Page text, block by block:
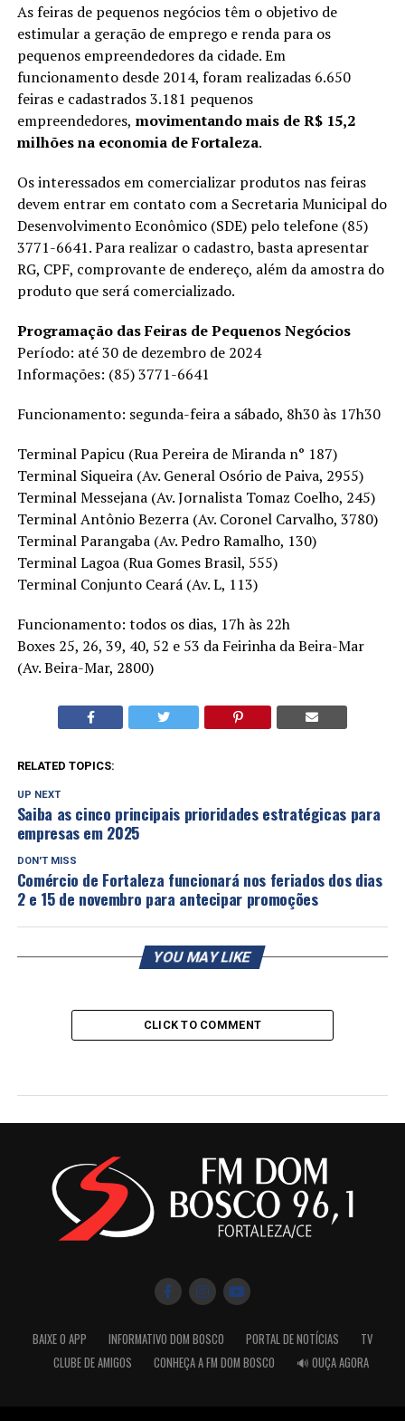
As feiras de pequenos negócios têm o objetivo de
estimular a geração de emprego e renda para os
pequenos empreendedores da cidade. Em
funcionamento desde 2014, foram realizadas 6.650
feiras e cadastrados 3.181 pequenos
empreendedores, movimentando mais de R$ 15,2
milhões na economia de Fortaleza.
Os interessados em comercializar produtos nas feiras
devem entrar em contato com a Secretaria Municipal do
Desenvolvimento Econômico (SDE) pelo telefone (85)
3771-6641. Para realizar o cadastro, basta apresentar
RG, CPF, comprovante de endereço, além da amostra do
produto que será comercializado.
Programação das Feiras de Pequenos Negócios
Período: até 30 de dezembro de 2024
Informações: (85) 3771-6641
Funcionamento: segunda-feira a sábado, 8h30 às 17h30
Terminal Papicu (Rua Pereira de Miranda n° 187)
Terminal Siqueira (Av. General Osório de Paiva, 2955)
Terminal Messejana (Av. Jornalista Tomaz Coelho, 245)
Terminal Antônio Bezerra (Av. Coronel Carvalho, 3780)
Terminal Parangaba (Av. Pedro Ramalho, 130)
Terminal Lagoa (Rua Gomes Brasil, 555)
Terminal Conjunto Ceará (Av. L, 113)
Funcionamento: todos os dias, 17h às 22h
Boxes 25, 26, 39, 40, 52 e 53 da Feirinha da Beira-Mar
(Av. Beira-Mar, 2800)
RELATED TOPICS:
UP NEXT
Saiba as cinco principais prioridades estratégicas para
empresas em 2025
DON'T MISS
Comércio de Fortaleza funcionará nos feriados dos dias
2 e 15 de novembro para antecipar promoções
YOU MAY LIKE
CLICK TO COMMENT
BAIXE O APP INFORMATIVO DOM BOSCO PORTAL DE NOTÍCIAS
TV
CLUBE DE AMIGOS
CONHEÇA A FM DOM BOSCO 🔊 OUÇA AGORA